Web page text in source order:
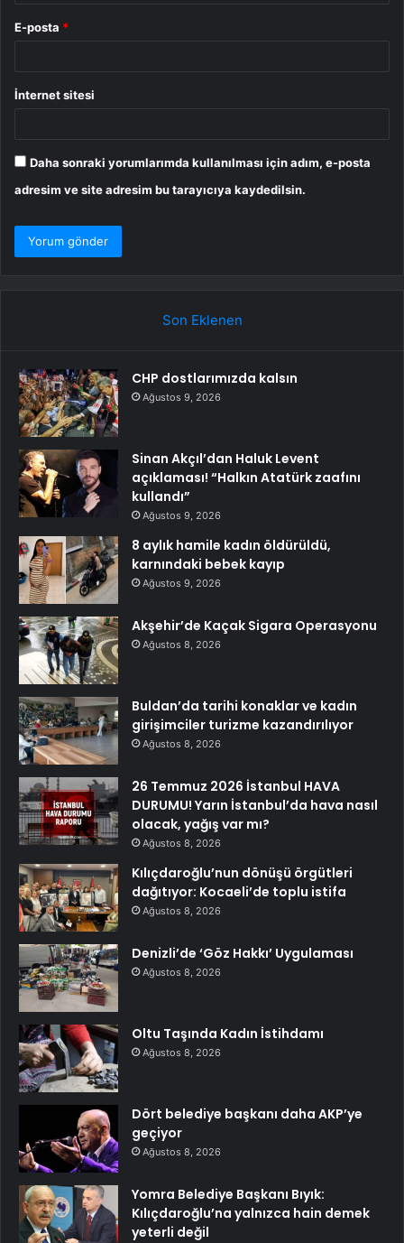
E-posta *
İnternet sitesi
Daha sonraki yorumlarımda kullanılması için adım, e-posta
adresim ve site adresim bu tarayıcıya kaydedilsin.
Son Eklenen
CHP dostlarımızda kalsın
Ağustos 9, 2026
Sinan Akçıl’dan Haluk Levent
açıklaması! “Halkın Atatürk zaafını
kullandı”
Ağustos 9, 2026
8 aylık hamile kadın öldürüldü,
karnındaki bebek kayıp
Ağustos 9, 2026
Akşehir’de Kaçak Sigara Operasyonu
Ağustos 8, 2026
Buldan’da tarihi konaklar ve kadın
girişimciler turizme kazandırılıyor
Ağustos 8, 2026
26 Temmuz 2026 İstanbul HAVA
DURUMU! Yarın İstanbul’da hava nasıl
olacak, yağış var mı?
Ağustos 8, 2026
Kılıçdaroğlu’nun dönüşü örgütleri
dağıtıyor: Kocaeli’de toplu istifa
Ağustos 8, 2026
Denizli’de ‘Göz Hakkı’ Uygulaması
Ağustos 8, 2026
Oltu Taşında Kadın İstihdamı
Ağustos 8, 2026
Dört belediye başkanı daha AKP’ye
geçiyor
Ağustos 8, 2026
Yomra Belediye Başkanı Bıyık:
Kılıçdaroğlu’na yalnızca hain demek
yeterli değil